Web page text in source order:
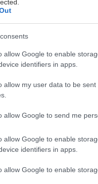
allow Google to enable
identifiers in apps.
allow my user data to be
allow Google to send me
allow Google to enable
identifiers in apps.
allow Google to enable
klasická izolácia
to vyriešiť raz a